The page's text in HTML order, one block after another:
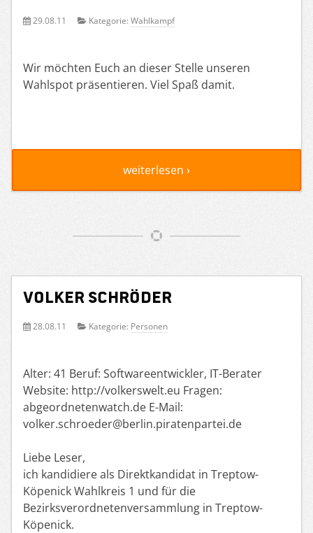
29.08.11 Kategorie: Wahlkampf
Wir möchten Euch an dieser Stelle unseren
Wahlspot präsentieren. Viel Spaß damit.
weiterlesen ›
Volker Schröder
28.08.11 Kategorie: Personen
Alter: 41 Beruf: Softwareentwickler, IT-Berater
Website: http://volkerswelt.eu Fragen:
abgeordnetenwatch.de E-Mail:
volker.schroeder@berlin.piratenpartei.de
Liebe Leser,
ich kandidiere als Direktkandidat in Treptow-
Köpenick Wahlkreis 1 und für die
Bezirksverordnetenversammlung in Treptow-
Köpenick.